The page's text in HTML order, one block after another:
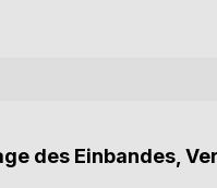
des Einbandes,